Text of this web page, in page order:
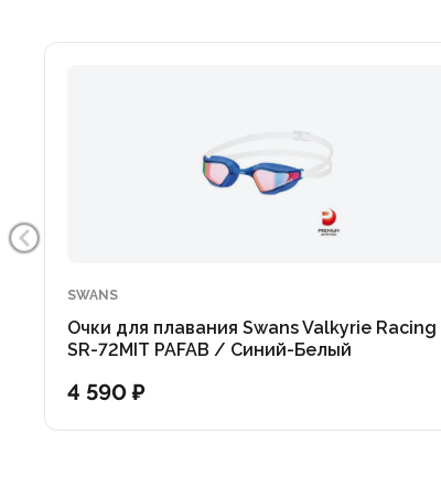
SWANS
Очки для плавания Swans Valkyrie Racing
SR-72MIT PAFAB / Синий-Белый
4 590 ₽